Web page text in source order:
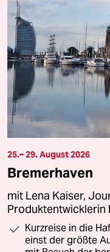
25.– 29. August 2026
Bremerhaven
mit Lena Kaiser,
Produktentwicklerin
Kurzreise in die
einst der größte